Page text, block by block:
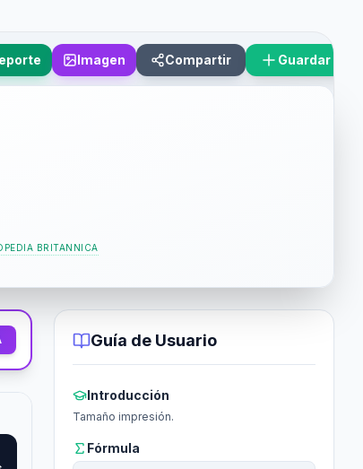
Imagen Compartir Guardar
BRITANNICA
Guía de Usuario
Introducción
Tamaño impresión.
Fórmula